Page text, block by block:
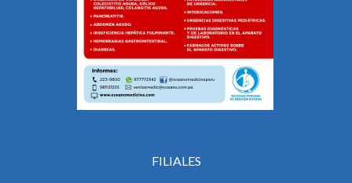
FILIALES